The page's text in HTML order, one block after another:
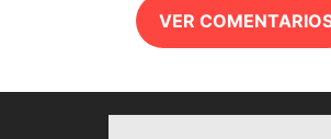
VER